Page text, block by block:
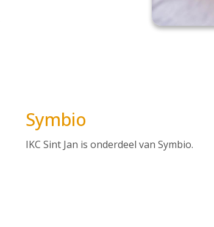
Symbio
IKC Sint Jan is onderdeel van Symbio.